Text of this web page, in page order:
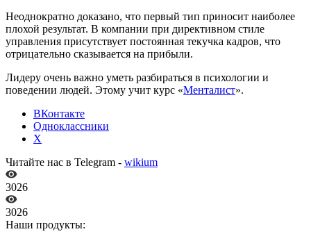
Неоднократно доказано, что первый тип приносит наиболее
плохой результат. В компании при директивном стиле
управления присутствует постоянная текучка кадров, что
отрицательно сказывается на прибыли.
Лидеру очень важно уметь разбираться в психологии и
поведении людей. Этому учит курс «Менталист».
ВКонтакте
Одноклассники
X
Читайте нас в Telegram - wikium
3026
3026
Наши продукты: